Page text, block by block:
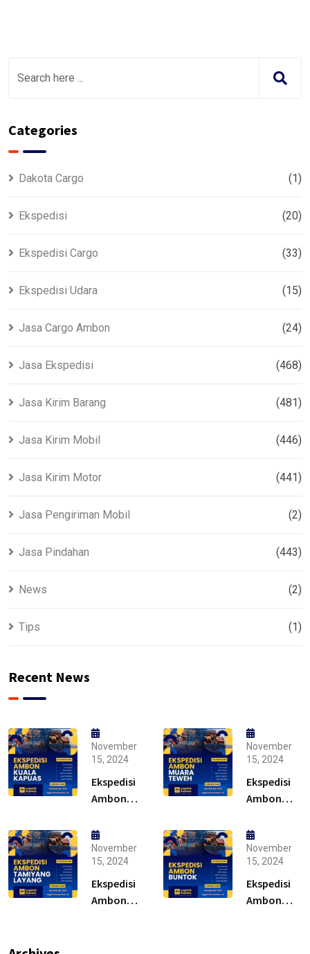
Categories
Dakota Cargo (1)
Ekspedisi (20)
Ekspedisi Cargo (33)
Ekspedisi Udara (15)
Jasa Cargo Ambon (24)
Jasa Ekspedisi (468)
Jasa Kirim Barang (481)
Jasa Kirim Mobil (446)
Jasa Kirim Motor (441)
Jasa Pengiriman Mobil (2)
Jasa Pindahan (443)
News (2)
Tips (1)
Recent News
November
15, 2024
Ekspedisi
Ambon
Kapuas –
Solusi
November
15, 2024
Ekspedisi
Ambon
Teweh –
Solusi
November
15, 2024
Ekspedisi
Ambon
November
15, 2024
Ekspedisi
Ambon